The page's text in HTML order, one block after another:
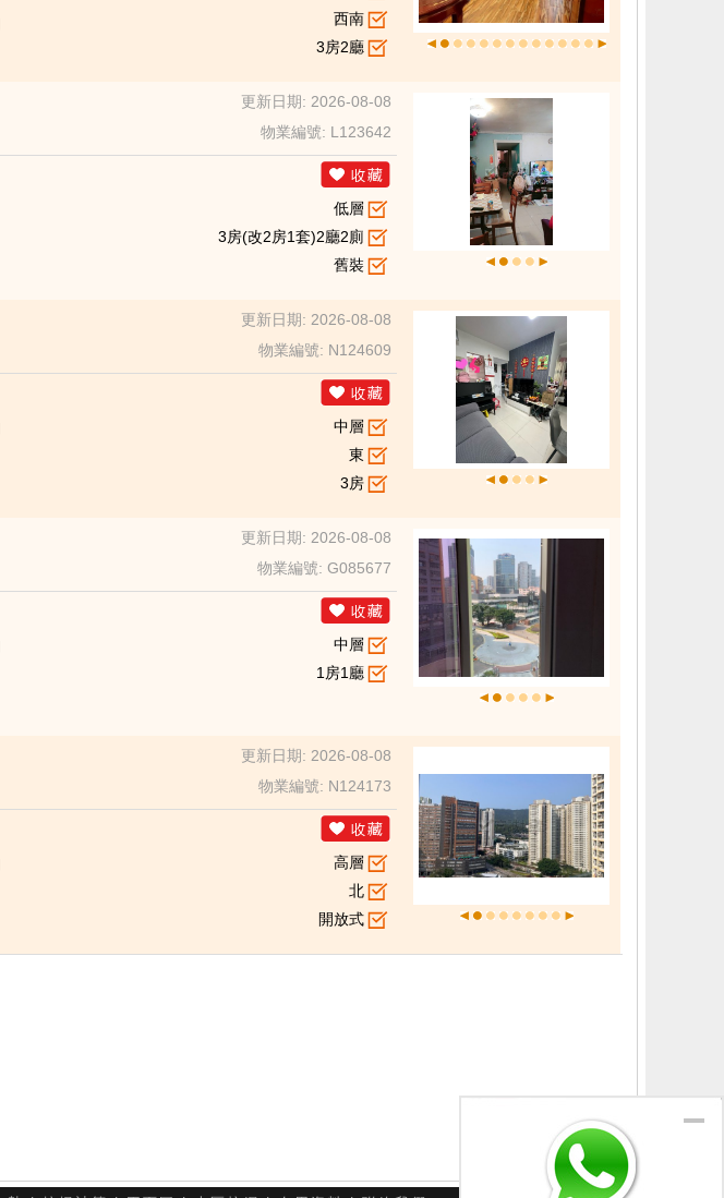
西南
3房2廳
更新日期: 2026-08-08
物業編號: L123642
低層
3房(改2房1套)2廳2廁
舊裝
更新日期: 2026-08-08
物業編號: N124609
中層
東
3房
更新日期: 2026-08-08
物業編號: G085677
中層
1房1廳
更新日期: 2026-08-08
物業編號: N124173
高層
北
開放式